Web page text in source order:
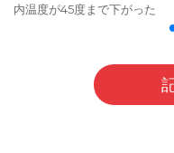
内温度が45度まで下がった